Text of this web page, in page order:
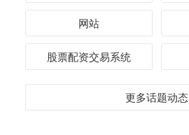
网站
股票配资交易系统
更多话题动态